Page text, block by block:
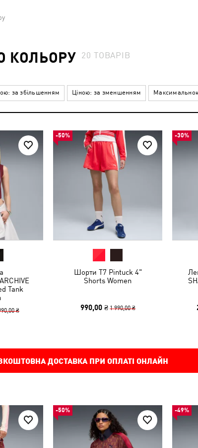
КОЛЬОРУ 20 ТОВАРІВ
за збільшенням Ціною: за зменшенням
Tank
₴
-50%
Шорти T7 Pintuck 4"
Shorts Women
990,00 ₴ 1 990,00 ₴
-30%
ДОСТАВКА ПРИ ОПЛАТІ ОНЛАЙН
-50% -49%